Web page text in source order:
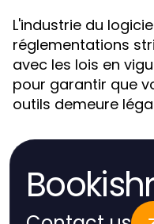
L'industrie du
réglementations
avec les lois en
pour garantir que
outils demeure